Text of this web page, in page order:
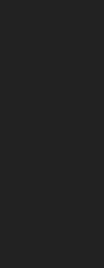
öppnas i
i nytt fönster.